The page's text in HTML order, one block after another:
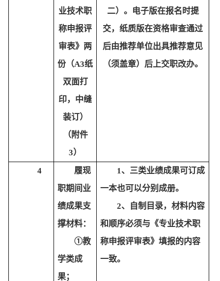
业技术职
称申报评
审表》两
份（A3纸
双面打
印，中缝
装订）
（附件
3）
二）。电子版在报名时提
交，纸质版在资格审查通过
后由推荐单位出具推荐意见
（须盖章）后上交职改办。
4
履现
职期间业
绩成果支
撑材料：
①教
学类成
果；
1、三类业绩成果可订成
一本也可以分别成册。
2、自制目录，材料内容
和顺序必须与《专业技术职
称申报评审表》填报的内容
一致。